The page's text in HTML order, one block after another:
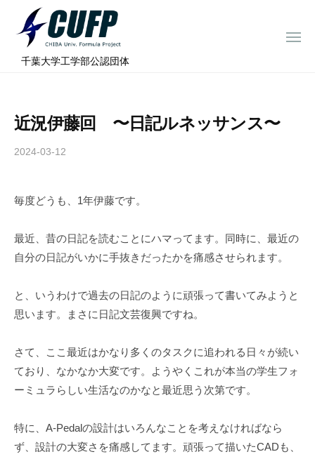
千
学
ォ
ミ
ラ
プ
ジ
ェ
ト
⠀千葉大学工学部公認団体
メ
近況伊藤回 〜日記ルネッサンス〜
2024-03-12
h
b
a
o
r
u
l
a
毎度どうも、1年伊藤です。
最近、昔の日記を読むことにハマってます。同時に、最近の
自分の日記がいかに手抜きだったかを痛感させられます。
と、いうわけで過去の日記のように頑張って書いてみようと
思います。まさに日記文芸復興ですね。
さて、ここ最近はかなり多くのタスクに追われる日々が続い
ており、なかなか大変です。ようやくこれが本当の学生フォ
ーミュラらしい生活なのかなと最近思う次第です。
特に、A-Pedalの設計はいろんなことを考えなければなら
ず、設計の大変さを痛感してます。頑張って描いたCADも、
ミ
ラ
ェ
ト